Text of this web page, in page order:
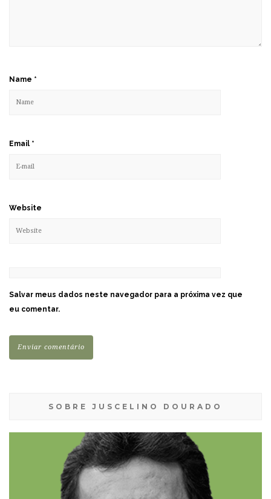
Name *
Email *
Website
Salvar meus dados neste navegador para a próxima vez que
eu comentar.
SOBRE JUSCELINO DOURADO